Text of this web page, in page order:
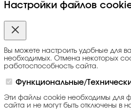
Настройки файлов
Вы можете настроить удобные для
необходимых. Отмена некоторых
работоспособность сайта.
Функциональные/
Эти файлы cookie необходимы для
сайта и не могут быть отключены в